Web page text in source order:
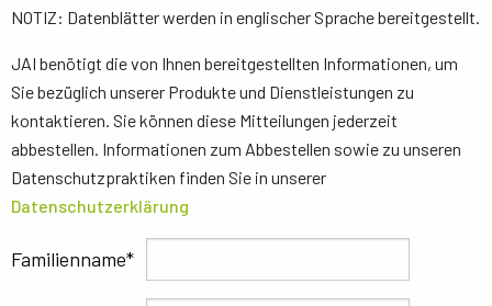
NOTIZ: Datenblätter werden in englischer Sprache bereitgestellt.
JAI benötigt die von Ihnen bereitgestellten Informationen, um
Sie bezüglich unserer Produkte und Dienstleistungen zu
kontaktieren. Sie können diese Mitteilungen jederzeit
abbestellen. Informationen zum Abbestellen sowie zu unseren
Datenschutzpraktiken finden Sie in unserer
Datenschutzerklärung
Familienname